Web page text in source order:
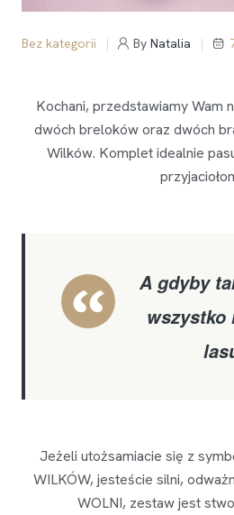
Bez kategorii By Natalia
Kochani, przedstawiamy Wam
dwóch breloków oraz dwóch
Wilków. Komplet idealnie
A gdyby
wszystko
Jeżeli utożsamiacie się z
WILKÓW, jesteście silni,
WOLNI, zestaw jest